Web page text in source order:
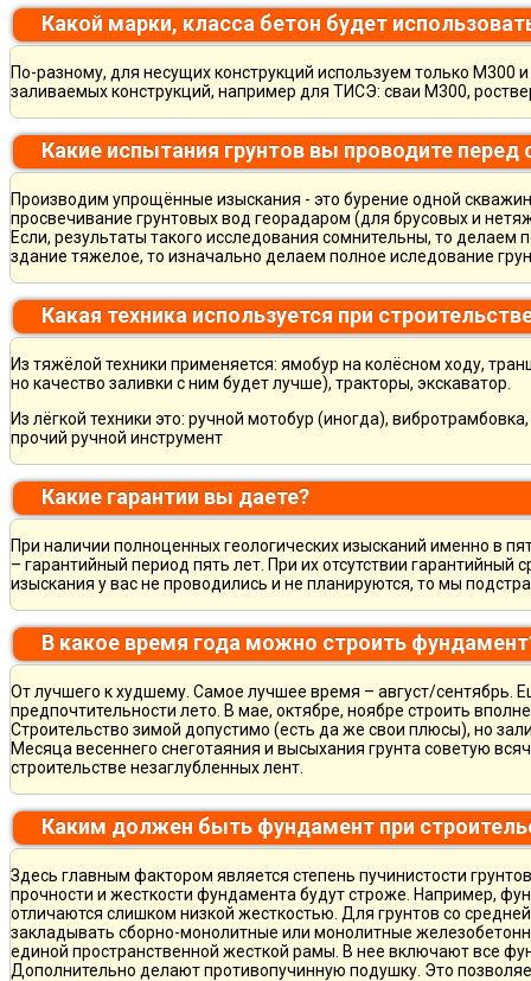
Какой марки, класса бетон будет
По-разному, для несущих конструкций используем только М300
заливаемых конструкций, например для ТИСЭ: сваи М300,
Какие испытания грунтов вы проводите перед
Производим упрощённые изыскания - это бурение одной
просвечивание грунтовых вод георадаром (для брусовых и
Если, результаты такого исследования сомнительны, то
здание тяжелое, то изначально делаем полное иследование
Какая техника используется при
Из тяжёлой техники применяется: ямобур на колёсном ходу,
но качество заливки с ним будет лучше), тракторы, экскаватор.
Из лёгкой техники это: ручной мотобур (иногда),
прочий ручной инструмент
Какие гарантии вы даете?
При наличии полноценных геологических изысканий именно в
– гарантийный период пять лет. При их отсутствии гарантийный
изыскания у вас не проводились и не планируются, то мы
В какое время года можно строить
От лучшего к худшему. Самое лучшее время – август/сентябрь.
предпочтительности лето. В мае, октябре, ноябре строить
Строительство зимой допустимо (есть да же свои плюсы), но
Месяца весеннего снеготаяния и высыхания грунта советую
строительстве незаглубленных лент.
Каким должен быть фундамент при
Здесь главным фактором является степень пучинистости
прочности и жесткости фундамента будут строже. Например,
отличаются слишком низкой жесткостью. Для грунтов со
закладывать сборно-монолитные или монолитные
единой пространственной жесткой рамы. В нее включают все
Дополнительно делают противопучинную подушку. Это